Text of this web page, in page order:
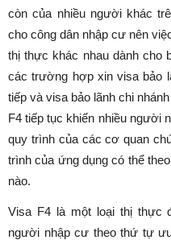
còn của nhiều người khác
cho công dân nhập cư nên
thị thực khác nhau dành cho
các trường hợp xin visa bảo
tiếp và visa bảo lãnh chi
F4 tiếp tục khiến nhiều người
quy trình của các cơ quan
trình của ứng dụng có thể
nào.
Visa F4 là một loại thị thực
người nhập cư theo thứ tự